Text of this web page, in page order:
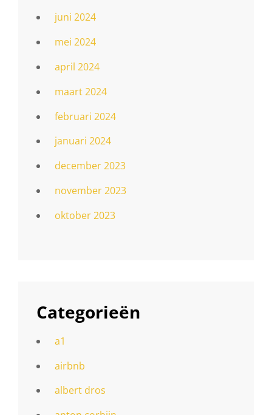
juni 2024
mei 2024
april 2024
maart 2024
februari 2024
januari 2024
december 2023
november 2023
oktober 2023
Categorieën
a1
airbnb
albert dros